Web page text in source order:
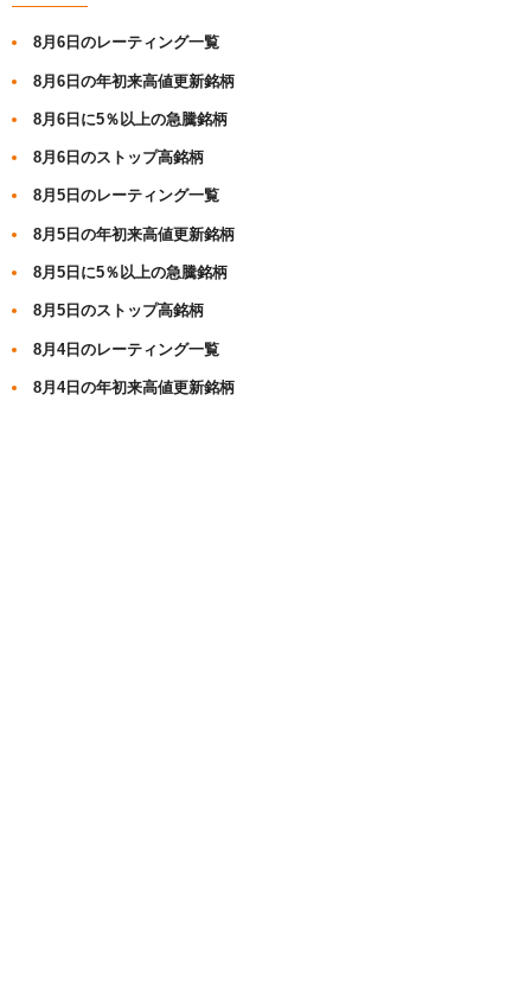
8月6日のレーティング一覧
8月6日の年初来高値更新銘柄
8月6日に5％以上の急騰銘柄
8月6日のストップ高銘柄
8月5日のレーティング一覧
8月5日の年初来高値更新銘柄
8月5日に5％以上の急騰銘柄
8月5日のストップ高銘柄
8月4日のレーティング一覧
8月4日の年初来高値更新銘柄